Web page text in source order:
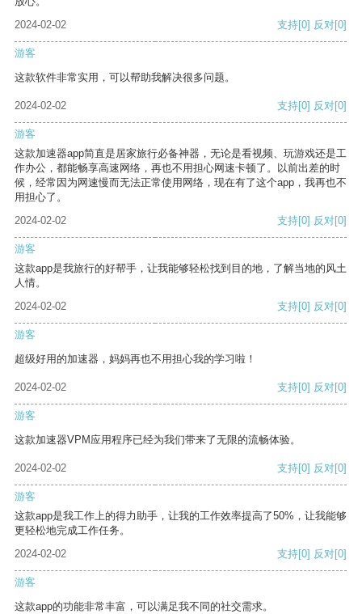
2024-02-02
支持[0] 反对[0]
游客
这款软件非常实用，可以帮助我解决很多问题。
2024-02-02 支持[0] 反对[0]
游客
这款加速器app简直是居家旅行必备神器，无论是看视频、玩游戏还是工
作办公，都能畅享高速网络，再也不用担心网速卡顿了。以前出差的时
候，经常因为网速慢而无法正常使用网络，现在有了这个app，我再也不
用担心了。
2024-02-02
支持[0] 反对[0]
游客
这款app是我旅行的好帮手，让我能够轻松找到目的地，了解当地的风土
人情。
2024-02-02
支持[0] 反对[0]
游客
超级好用的加速器，妈妈再也不用担心我的学习啦！
2024-02-02 支持[0] 反对[0]
游客
这款加速器VPM应用程序已经为我们带来了无限的流畅体验。
2024-02-02 支持[0] 反对[0]
游客
这款app是我工作上的得力助手，让我的工作效率提高了50%，让我能够
更轻松地完成工作任务。
2024-02-02
支持[0] 反对[0]
游客
这款app的功能非常丰富，可以满足我不同的社交需求。